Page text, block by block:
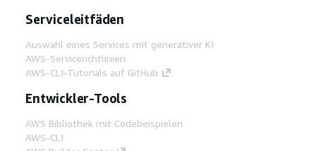
Serviceleitfäden
Auswahl eines Services mit generativer KI
AWS-Servicerichtlinien
AWS-CLI-Tutorials auf GitHub
Entwickler-Tools
AWS Bibliothek mit Codebeispielen
AWS-CLI